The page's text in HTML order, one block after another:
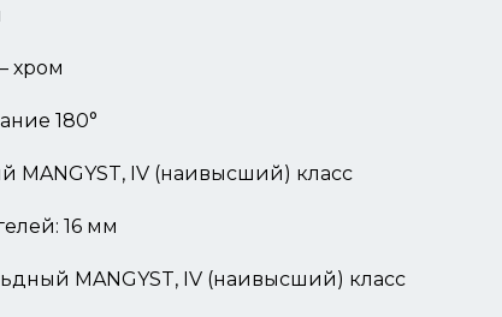
хром
180°
IV (наивысший) класс
16 мм
MANGYST, IV (наивысший) класс